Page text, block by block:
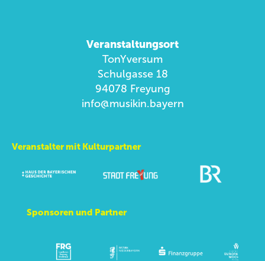
Veranstaltungsort
TonYversum
Schulgasse 18
94078 Freyung
info@musikin.bayern
Veranstalter mit Kulturpartner
Sponsoren und Partner